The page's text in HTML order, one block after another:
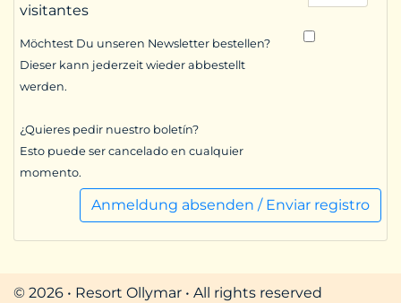
visitantes
Möchtest Du unseren Newsletter bestellen?
Dieser kann jederzeit wieder abbestellt
werden.
¿Quieres pedir nuestro boletín?
Esto puede ser cancelado en cualquier
momento.
Anmeldung absenden / Enviar registro
© 2026 • Resort Ollymar • All rights reserved